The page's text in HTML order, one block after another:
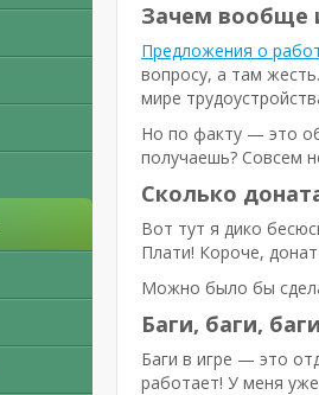
Зачем вообще
Предложения о
вопросу, а там
мире
Но по факту — это
получаешь? Совсем
Сколько
Вот тут я дико
Плати! Короче,
Можно было бы
Баги, баги,
Баги в игре — это
работает! У меня